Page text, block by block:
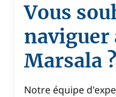
Vous
naviguer
Marsala ?
Notre équipe